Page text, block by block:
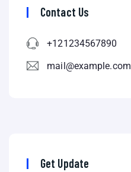
Contact Us
+121234567890
mail@example.com
Get Update